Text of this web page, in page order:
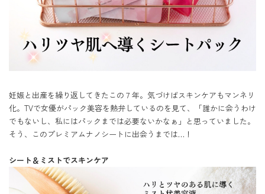
妊娠と出産を繰り返してきたこの７年。気づけばスキンケアもマンネリ
化。TVで女優がパック美容を熱弁しているのを見て、「誰かに会うわけ
でもないし、私にはパックまでは必要ないかなぁ」と思っていました。
そう、このプレミアムナノシートに出会うまでは…！
シート＆ミストでスキンケア